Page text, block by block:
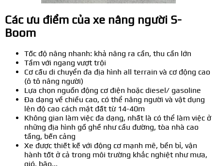
Các ưu điểm của xe nâng người S-
Boom
Tốc độ nâng nhanh: khả năng ra cần, thu cần lớn
Tầm với ngang vượt trội
Cơ cấu di chuyển đa địa hình all terrain và cơ động cao
(ô tô nâng người)
Lựa chọn nguồn động cơ điện hoặc diesel/ gasoline
Đa dạng về chiều cao, có thể nâng người và vật dụng
lên độ cao cách mặt đất từ 14-40m
Không gian làm việc đa dạng, nhất là có thể làm việc ở
những địa hình gồ ghề như cầu đường, tòa nhà cao
tầng, bến cảng
Xe được thiết kế với động cơ mạnh mẽ, bền bỉ, vận
hành tốt ở cả trong môi trường khắc nghiệt như mưa,
gió, bão,..